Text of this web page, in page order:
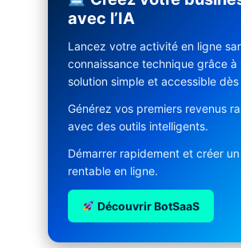
avec l’IA
Lancez votre activité en ligne
connaissance technique grâce à
solution simple et accessible dès
Générez vos premiers revenus
avec des outils intelligents.
Démarrer rapidement et créer
rentable en ligne.
Découvrir BotSaaS